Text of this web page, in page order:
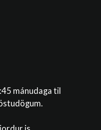
mánudaga til